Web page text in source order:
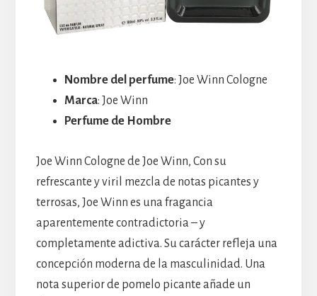
Nombre del perfume: Joe Winn Cologne
Marca: Joe Winn
Perfume de Hombre
Joe Winn Cologne de Joe Winn, Con su
refrescante y viril mezcla de notas picantes y
terrosas, Joe Winn es una fragancia
aparentemente contradictoria – y
completamente adictiva. Su carácter refleja una
concepción moderna de la masculinidad. Una
nota superior de pomelo picante añade un